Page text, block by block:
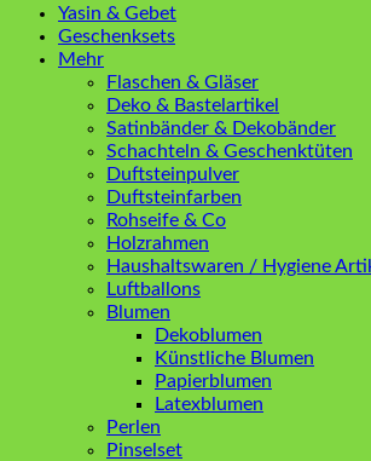
Yasin & Gebet
Geschenksets
Mehr
Flaschen & Gläser
Deko & Bastelartikel
Satinbänder & Dekobänder
Schachteln & Geschenktüten
Duftsteinpulver
Duftsteinfarben
Rohseife & Co
Holzrahmen
Haushaltswaren / Hygiene
Luftballons
Blumen
Dekoblumen
Künstliche Blumen
Papierblumen
Latexblumen
Perlen
Pinselset